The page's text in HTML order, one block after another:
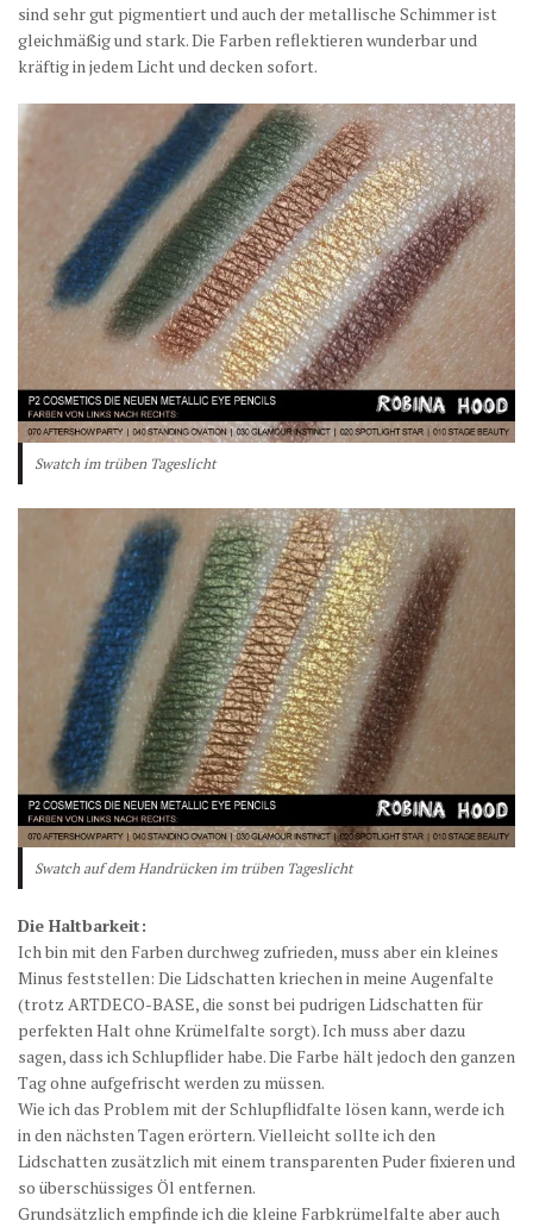
sind sehr gut pigmentiert und auch der metallische Schimmer ist
gleichmäßig und stark. Die Farben reflektieren wunderbar und
kräftig in jedem Licht und decken sofort.
Swatch im trüben Tageslicht
Swatch auf dem Handrücken im trüben Tageslicht
Die Haltbarkeit:
Ich bin mit den Farben durchweg zufrieden, muss aber ein kleines
Minus feststellen: Die Lidschatten kriechen in meine Augenfalte
(trotz ARTDECO-BASE, die sonst bei pudrigen Lidschatten für
perfekten Halt ohne Krümelfalte sorgt). Ich muss aber dazu
sagen, dass ich Schlupflider habe. Die Farbe hält jedoch den ganzen
Tag ohne aufgefrischt werden zu müssen.
Wie ich das Problem mit der Schlupflidfalte lösen kann, werde ich
in den nächsten Tagen erörtern. Vielleicht sollte ich den
Lidschatten zusätzlich mit einem transparenten Puder fixieren und
so überschüssiges Öl entfernen.
Grundsätzlich empfinde ich die kleine Farbkrümelfalte aber auch